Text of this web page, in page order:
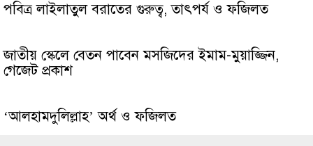
পবিত্র লাইলাতুল বরাতের গুরুত্ব, তাৎপর্য ও ফজিলত
জাতীয় স্কেলে বেতন পাবেন মসজিদের ইমাম-মুয়াজ্জিন,
গেজেট প্রকাশ
‘আলহামদুলিল্লাহ’ অর্থ ও ফজিলত